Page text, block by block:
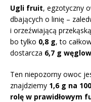
Ugli fruit, egzotyczny
dbających o linię –
i orzeźwiającą
bo tylko 0,8 g, to
dostarcza 6,7 g
Ten niepozorny owoc
znajdziemy 1,6 g na
rolę w prawidłowym